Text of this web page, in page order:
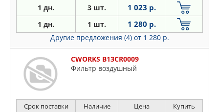
1 дн. 3 шт. 1 023 р.
1 дн. 1 шт. 1 280 р.
Другие предложения (4) от 1 280 р.
CWORKS B13CR0009
Фильтр воздушный
Срок поставки Наличие Цена Купить